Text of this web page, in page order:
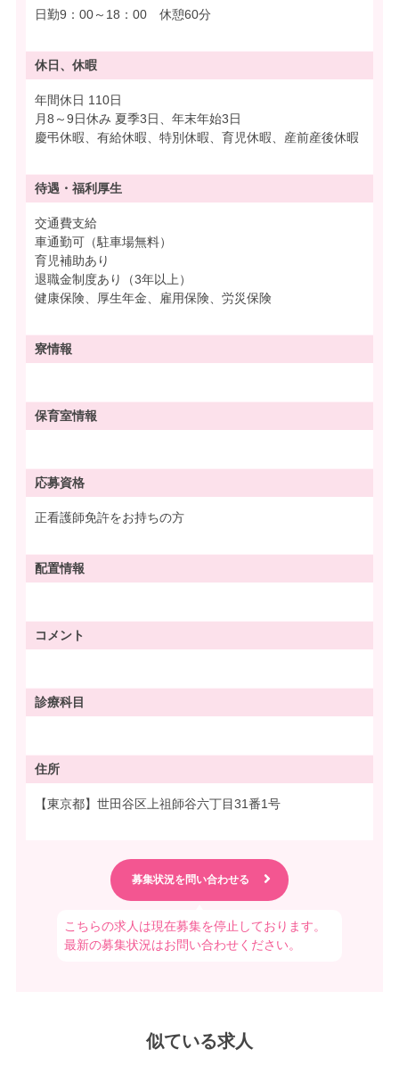
日勤9：00～18：00 休憩60分
休日、休暇
年間休日 110日
月8～9日休み 夏季3日、年末年始3日
慶弔休暇、有給休暇、特別休暇、育児休暇、産前産後休暇
待遇・ 福利厚生
交通費支給
車通勤可（駐車場無料）
育児補助あり
退職金制度あり（3年以上）
健康保険、厚生年金、雇用保険、労災保険
寮情報
保育室情報
応募資格
正看護師免許をお持ちの方
配置情報
コメント
診療科目
住所
【東京都】世田谷区上祖師谷六丁目31番1号
こちらの求人は現在募集を停止しております。
最新の募集状況はお問い合わせください。
似ている求人